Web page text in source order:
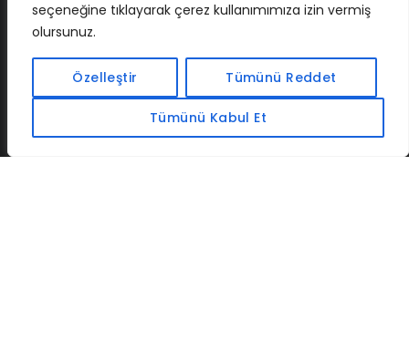
seçeneğine tıklayarak çerez kullanımımıza izin vermiş
olursunuz.
Özelleştir Tümünü Reddet
Tümünü Kabul Et
İLETIŞIM BAF CADSOFTUSA MAXIMUMPCGUIDES